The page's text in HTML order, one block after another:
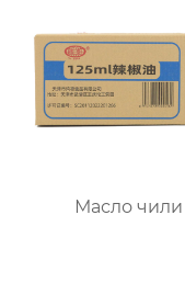
Масло чили